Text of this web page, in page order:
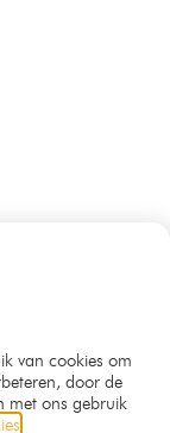
van cookies om
door de
met ons gebruik